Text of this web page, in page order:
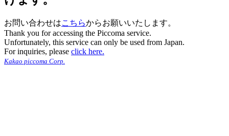
お問い合わせはこちらからお願いいたします。
Thank you for accessing the Piccoma service.
Unfortunately, this service can only be used from Japan.
For inquiries, please click here.
Kakao piccoma Corp.